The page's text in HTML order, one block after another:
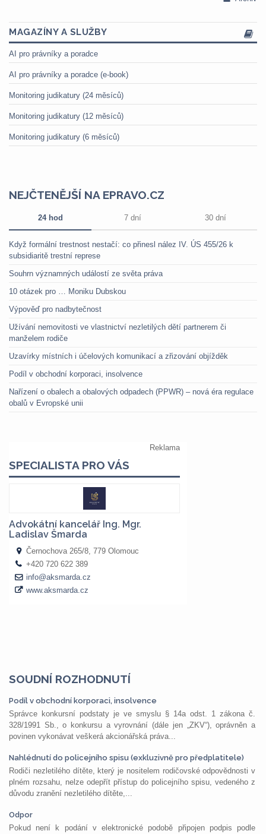
MAGAZÍNY A SLUŽBY
AI pro právníky a poradce
AI pro právníky a poradce (e-book)
Monitoring judikatury (24 měsíců)
Monitoring judikatury (12 měsíců)
Monitoring judikatury (6 měsíců)
NEJČTENĚJŠÍ NA EPRAVO.CZ
24 hod 7 dní 30 dní
Když formální trestnost nestačí: co přinesl nález IV. ÚS 455/26 k
subsidiaritě trestní represe
Souhrn významných událostí ze světa práva
10 otázek pro … Moniku Dubskou
Výpověď pro nadbytečnost
Užívání nemovitosti ve vlastnictví nezletilých dětí partnerem či
manželem rodiče
Uzavírky místních i účelových komunikací a zřizování objížděk
Podíl v obchodní korporaci, insolvence
Nařízení o obalech a obalových odpadech (PPWR) – nová éra regulace
obalů v Evropské unii
SOUDNÍ ROZHODNUTÍ
Podíl v obchodní korporaci, insolvence
Správce konkursní podstaty je ve smyslu § 14a odst. 1 zákona č.
328/1991 Sb., o konkursu a vyrovnání (dále jen „ZKV“), oprávněn a
povinen vykonávat veškerá akcionářská práva...
Nahlédnutí do policejního spisu (exkluzivně pro předplatitele)
Rodiči nezletilého dítěte, který je nositelem rodičovské odpovědnosti v
plném rozsahu, nelze odepřít přístup do policejního spisu, vedeného z
důvodu zranění nezletilého dítěte,...
Odpor
Pokud není k podání v elektronické podobě připojen podpis podle